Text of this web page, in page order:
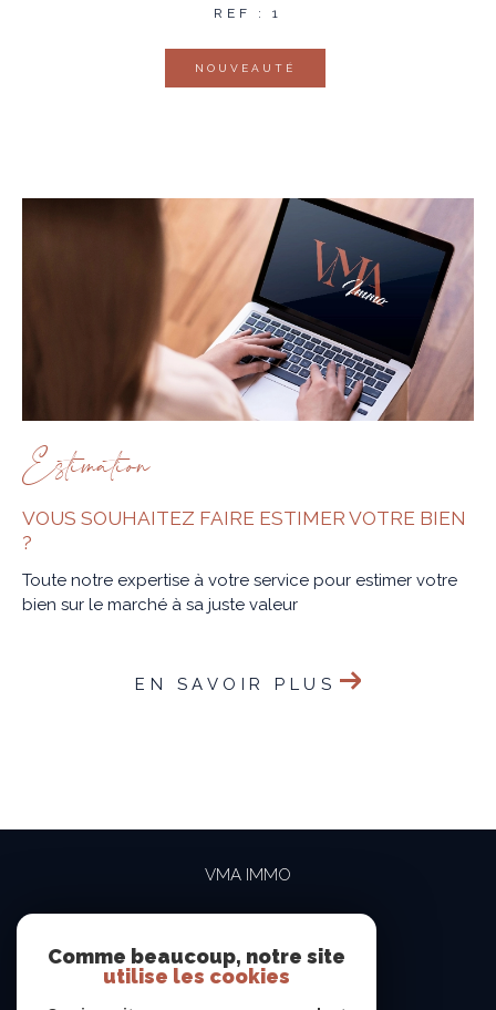
REF : 1
NOUVEAUTÉ
Estimation
VOUS SOUHAITEZ FAIRE ESTIMER VOTRE BIEN
?
Toute notre expertise à votre service pour estimer votre
bien sur le marché à sa juste valeur
EN SAVOIR PLUS
VMA IMMO
contact@vma-immo.com
19 rue des Rosiéristes
Comme beaucoup, notre site
utilise les cookies